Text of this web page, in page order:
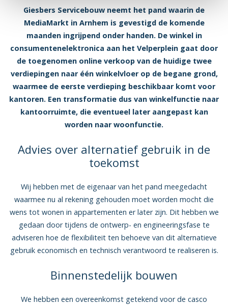
Giesbers Servicebouw neemt het pand waarin de
MediaMarkt in Arnhem is gevestigd de komende
maanden ingrijpend onder handen. De winkel in
consumentenelektronica aan het Velperplein gaat door
de toegenomen online verkoop van de huidige twee
verdiepingen naar één winkelvloer op de begane grond,
waarmee de eerste verdieping beschikbaar komt voor
kantoren. Een transformatie dus van winkelfunctie naar
kantoorruimte, die eventueel later aangepast kan
worden naar woonfunctie.
Advies over alternatief gebruik in de
toekomst
Wij hebben met de eigenaar van het pand meegedacht
waarmee nu al rekening gehouden moet worden mocht die
wens tot wonen in appartementen er later zijn. Dit hebben we
gedaan door tijdens de ontwerp- en engineeringsfase te
adviseren hoe de flexibiliteit ten behoeve van dit alternatieve
gebruik economisch en technisch verantwoord te realiseren is.
Binnenstedelijk bouwen
We hebben een overeenkomst getekend voor de casco